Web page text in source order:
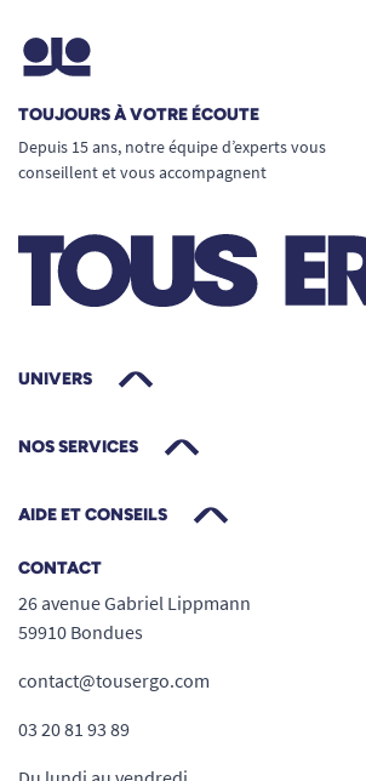
TOUJOURS À VOTRE ÉCOUTE
Depuis 15 ans, notre équipe d’experts vous
conseillent et vous accompagnent
UNIVERS
NOS SERVICES
AIDE ET CONSEILS
CONTACT
26 avenue Gabriel Lippmann
59910 Bondues
contact@tousergo.com
03 20 81 93 89